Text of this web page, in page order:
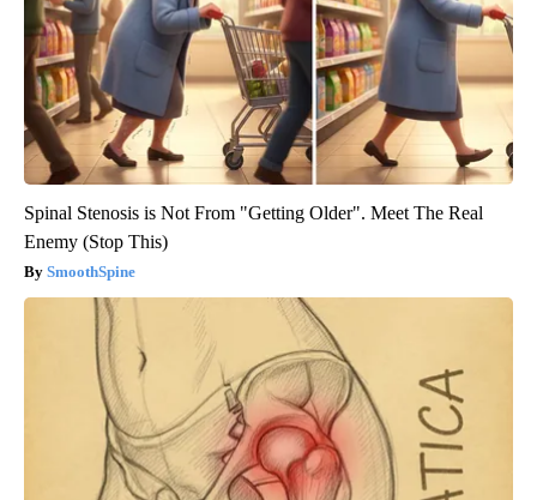
Spinal Stenosis is Not From "Getting Older". Meet The Real
Enemy (Stop This)
SmoothSpine